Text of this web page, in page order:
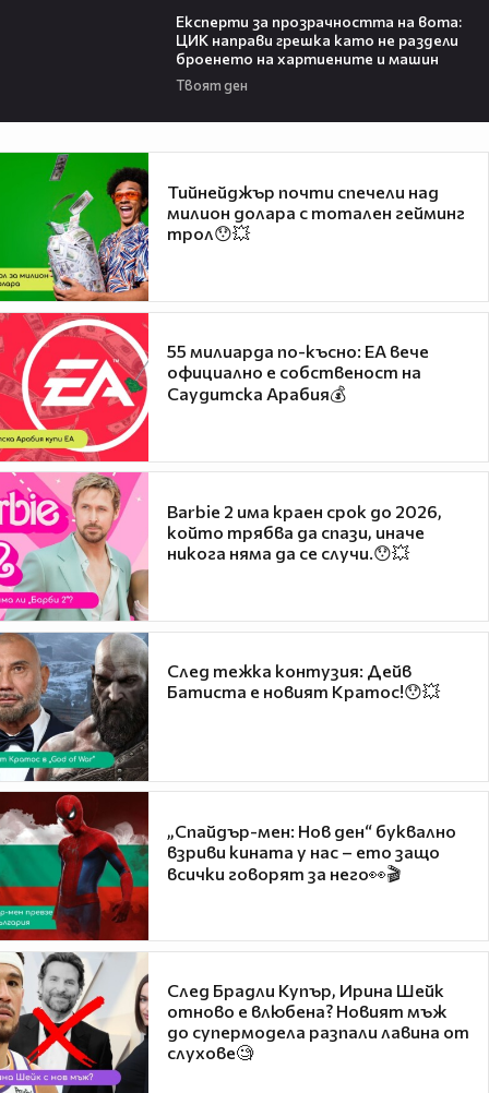
Експерти за прозрачността на вота:
ЦИК направи грешка като не раздели
броенето на хартиените и машин
Твоят ден
Тийнейджър почти спечели над
милион долара с тотален гейминг
трол😯💥
55 милиарда по-късно: EA вече
официално е собственост на
Саудитска Арабия💰
Barbie 2 има краен срок до 2026,
който трябва да спази, иначе
никога няма да се случи.😯💥
След тежка контузия: Дейв
Батиста е новият Кратос!😯💥
„Спайдър-мен: Нов ден“ буквално
взриви кината у нас – ето защо
всички говорят за него👀🎬
След Брадли Купър, Ирина Шейк
отново е влюбена? Новият мъж
до супермодела разпали лавина от
слухове🧐